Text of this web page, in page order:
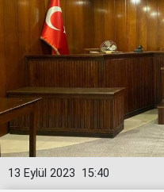
15:40
13 Eylül 2023